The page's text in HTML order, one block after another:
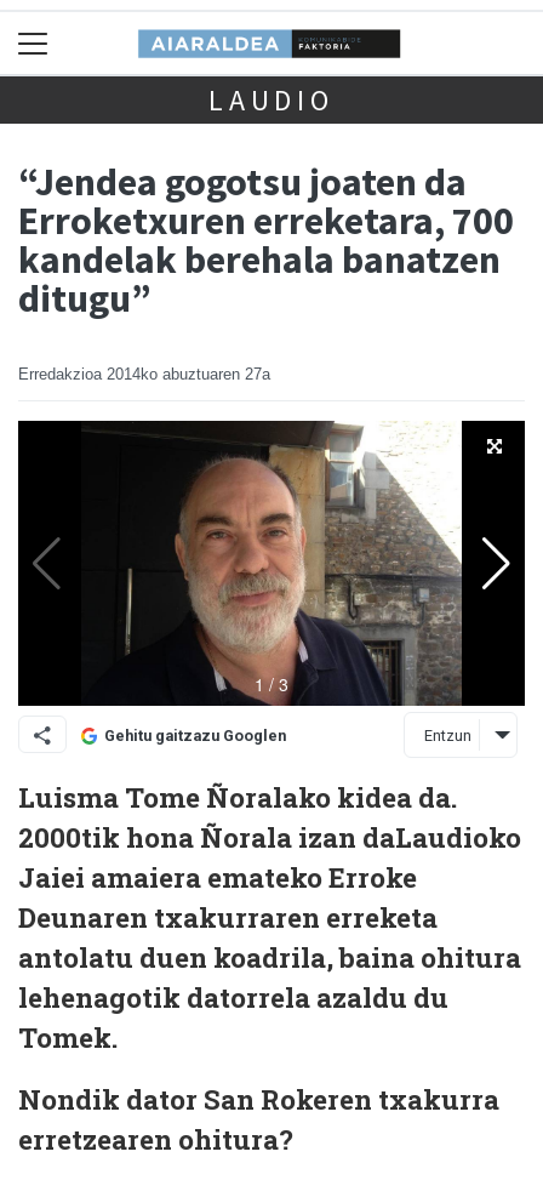
LAUDIO
“Jendea gogotsu joaten da
Erroketxuren erreketara, 700
kandelak berehala banatzen
ditugu”
Erredakzioa 2014ko abuztuaren 27a
Gehitu gaitzazu Googlen Entzun
Luisma Tome Ñoralako kidea da.
2000tik hona Ñorala izan daLaudioko
Jaiei amaiera emateko Erroke
Deunaren txakurraren erreketa
antolatu duen koadrila, baina ohitura
lehenagotik datorrela azaldu du
Tomek.
Nondik dator San Rokeren txakurra
erretzearen ohitura?